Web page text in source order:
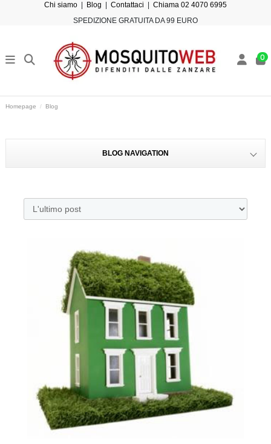
Chi siamo Blog Contattaci
Chiama 02 4070 6995
SPEDIZIONE GRATUITA DA 99 EURO
0
Homepage Blog
BLOG NAVIGATION